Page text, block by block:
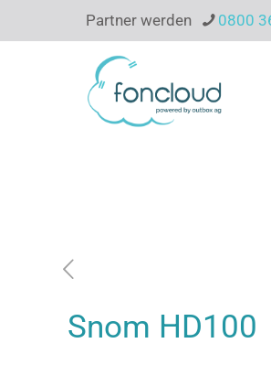
Partner werden 0800
Snom HD100